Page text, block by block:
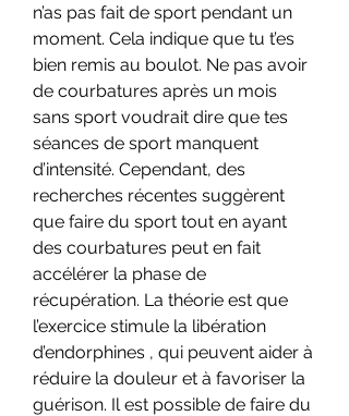
n’as pas fait de sport pendant un
moment. Cela indique que tu t’es
bien remis au boulot. Ne pas avoir
de courbatures après un mois
sans sport voudrait dire que tes
séances de sport manquent
d’intensité. Cependant, des
recherches récentes suggèrent
que faire du sport tout en ayant
des courbatures peut en fait
accélérer la phase de
récupération. La théorie est que
l’exercice stimule la libération
d’endorphines , qui peuvent aider à
réduire la douleur et à favoriser la
guérison. Il est possible de faire du